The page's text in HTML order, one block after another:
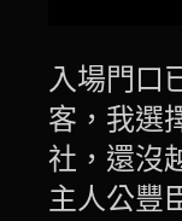
入場門口
客，我選
社，還沒
主人公豐